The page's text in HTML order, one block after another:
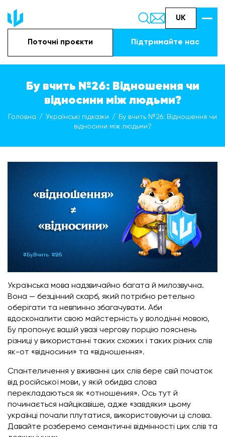
UK
Поточні проєкти Підтримайте наc
Бу вчить №26: Відношення чи
відносини між людьми?
Головна Українські підказки
Бу вчить №26: Відношення чи
відносини між людьми?
Українська мова надзвичайно багата й милозвучна.
Вона — безцінний скарб, який потрібно ретельно
оберігати та невпинно збагачувати. Аби
вдосконалити свою майстерність у володінні мовою,
Бу пропонує вашій увазі чергову порцію пояснень
різниці у використанні таких схожих і таких різних слів
як-от «відносини» та «відношення».
Спантеличення у вживанні цих слів бере свій початок
від російської мови, у якій обидва слова
перекладаються як «отношения». Ось тут й
починається найцікавіше, адже «завдяки» цьому
українці почали плутатися, використовуючи ці слова.
Давайте розберемо семантичні відмінності цих слів та